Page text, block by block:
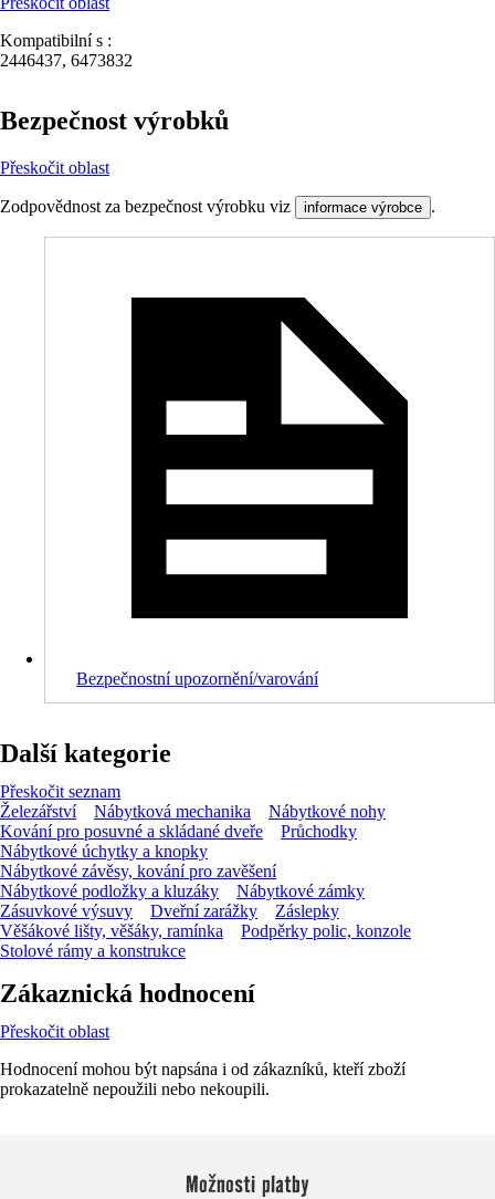
Kompatibilní s :
2446437, 6473832
Bezpečnost výrobků
Přeskočit oblast
Zodpovědnost za bezpečnost výrobku viz informace výrobce .
Bezpečnostní upozornění/varování
Další kategorie
Přeskočit seznam
Železářství
Nábytková mechanika
Nábytkové nohy
Kování pro posuvné a skládané dveře
Průchodky
Nábytkové úchytky a knopky
Nábytkové závěsy, kování pro zavěšení
Nábytkové podložky a kluzáky
Nábytkové zámky
Zásuvkové výsuvy
Dveřní zarážky
Záslepky
Věšákové lišty, věšáky, ramínka
Podpěrky polic, konzole
Stolové rámy a konstrukce
Zákaznická hodnocení
Přeskočit oblast
Hodnocení mohou být napsána i od zákazníků, kteří zboží
prokazatelně nepoužili nebo nekoupili.
Možnosti platby